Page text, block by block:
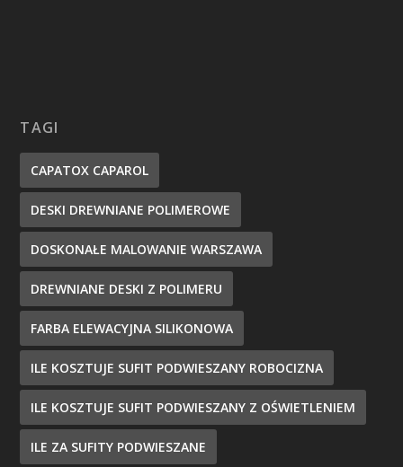
TAGI
CAPATOX CAPAROL
DESKI DREWNIANE POLIMEROWE
DOSKONAŁE MALOWANIE WARSZAWA
DREWNIANE DESKI Z POLIMERU
FARBA ELEWACYJNA SILIKONOWA
ILE KOSZTUJE SUFIT PODWIESZANY ROBOCIZNA
ILE KOSZTUJE SUFIT PODWIESZANY Z OŚWIETLENIEM
ILE ZA SUFITY PODWIESZANE